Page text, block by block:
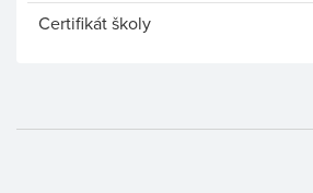
Certifikát školy